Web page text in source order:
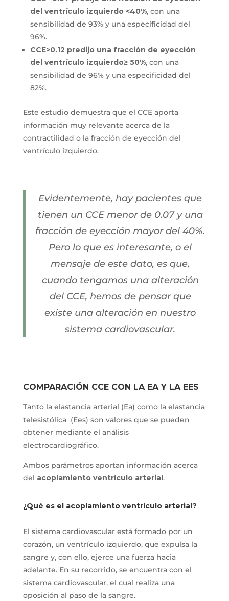
del ventrículo izquierdo <40%, con una
sensibilidad de 93% y una especificidad del
96%.
CCE>0.12 predijo una fracción de eyección
del ventrículo izquierdo≥ 50%, con una
sensibilidad de 96% y una especificidad del
82%.
Este estudio demuestra que el CCE aporta
información muy relevante acerca de la
contractilidad o la fracción de eyección del
ventrículo izquierdo.
Evidentemente, hay pacientes que
tienen un CCE menor de 0.07 y una
fracción de eyección mayor del 40%.
Pero lo que es interesante, o el
mensaje de este dato, es que,
cuando tengamos una alteración
del CCE, hemos de pensar que
existe una alteración en nuestro
sistema cardiovascular.
COMPARACIÓN CCE CON LA EA Y LA EES
Tanto la elastancia arterial (Ea) como la elastancia
telesistólica (Ees) son valores que se pueden
obtener mediante el análisis
electrocardiográfico.
Ambos parámetros aportan información acerca
del acoplamiento ventrículo arterial.
¿Qué es el acoplamiento ventrículo arterial?
El sistema cardiovascular está formado por un
corazón, un ventrículo izquierdo, que expulsa la
sangre y, con ello, ejerce una fuerza hacia
adelante. En su recorrido, se encuentra con el
sistema cardiovascular, el cual realiza una
oposición al paso de la sangre.